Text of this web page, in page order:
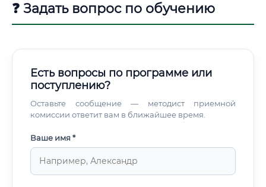
❓ Задать вопрос по обучению
Есть вопросы по программе или
поступлению?
Оставьте сообщение — методист приемной
комиссии ответит вам в ближайшее время.
Ваше имя *